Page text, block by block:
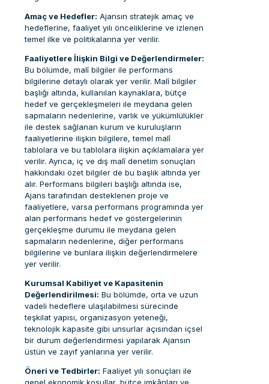
Amaç ve Hedefler: Ajansın stratejik amaç ve
hedeflerine, faaliyet yılı önceliklerine ve izlenen
temel ilke ve politikalarına yer verilir.
Faaliyetlere İlişkin Bilgi ve Değerlendirmeler:
Bu bölümde, malî bilgiler ile performans
bilgilerine detaylı olarak yer verilir. Malî bilgiler
başlığı altında, kullanılan kaynaklara, bütçe
hedef ve gerçekleşmeleri ile meydana gelen
sapmaların nedenlerine, varlık ve yükümlülükler
ile destek sağlanan kurum ve kuruluşların
faaliyetlerine ilişkin bilgilere, temel malî
tablolara ve bu tablolara ilişkin açıklamalara yer
verilir. Ayrıca, iç ve dış malî denetim sonuçları
hakkındaki özet bilgiler de bu başlık altında yer
alır. Performans bilgileri başlığı altında ise,
Ajans tarafından desteklenen proje ve
faaliyetlere, varsa performans programında yer
alan performans hedef ve göstergelerinin
gerçekleşme durumu ile meydana gelen
sapmaların nedenlerine, diğer performans
bilgilerine ve bunlara ilişkin değerlendirmelere
yer verilir.
Kurumsal Kabiliyet ve Kapasitenin
Değerlendirilmesi: Bu bölümde, orta ve uzun
vadeli hedeflere ulaşılabilmesi sürecinde
teşkilat yapısı, organizasyon yeteneği,
teknolojik kapasite gibi unsurlar açısından içsel
bir durum değerlendirmesi yapılarak Ajansın
üstün ve zayıf yanlarına yer verilir.
Öneri ve Tedbirler: Faaliyet yılı sonuçları ile